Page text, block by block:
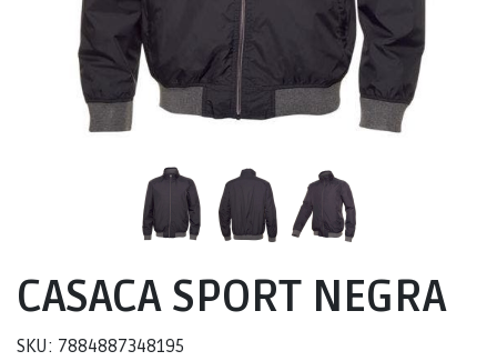
CASACA SPORT NEGRA
SKU: 7884887348195